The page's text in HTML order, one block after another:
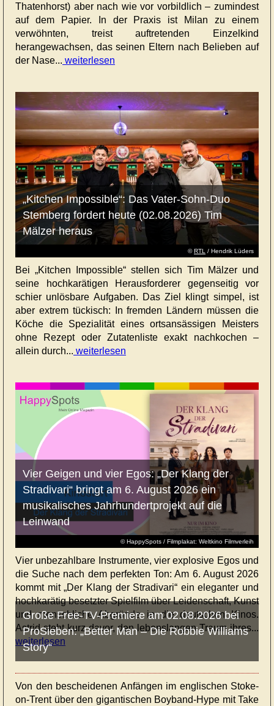
Thatenhorst) aber nach wie vor vorbildlich – zumindest
auf dem Papier. In der Praxis ist Milan zu einem
verwöhnten, treist auftretenden Einzelkind
herangewachsen, das seinen Eltern nach Belieben auf
der Nase... weiterlesen
©RTL / Hendrik Lüders
„Kitchen Impossible“: Das Vater-Sohn-Duo
Stemberg fordert heute (02.08.2026) Tim
Mälzer heraus
Bei „Kitchen Impossible“ stellen sich Tim Mälzer und
seine hochkarätigen Herausforderer gegenseitig vor
schier unlösbare Aufgaben. Das Ziel klingt simpel, ist
aber extrem tückisch: In fremden Ländern müssen die
Köche die Spezialität eines ortsansässigen Meisters
ohne Rezept oder Zutatenliste exakt nachkochen –
allein durch... weiterlesen
© HappySpots / Filmplakat: Weltkino Filmverleih
Vier Geigen und vier Egos: „Der Klang der
Stradivari“ bringt am 6. August 2026 ein
musikalisches Jahrhundertprojekt auf die
Leinwand
Vier unbezahlbare Instrumente, vier explosive Egos und
die Suche nach dem perfekten Ton: Am 6. August 2026
kommt mit „Der Klang der Stradivari“ ein eleganter und
hochkarätig besetzter Spielfilm über Leidenschaft, Kunst
und menschliche Abgründe in die deutschen Kinos.
Astrid steht kurz davor, den lebenslangen Traum ihres...
weiterlesen
Große Free-TV-Premiere am 02.08.2026 bei
ProSieben: „Better Man – Die Robbie Williams
Story“
Von den bescheidenen Anfängen im englischen Stoke-
on-Trent über den gigantischen Boyband-Hype mit Take